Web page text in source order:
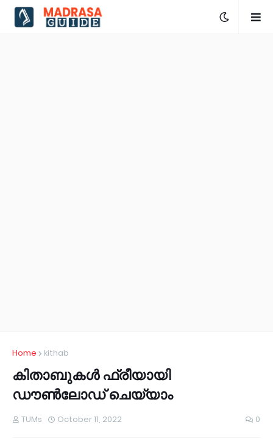
Home kithab
കിതാബുകള്‍ ഫ്രീയായി
ഡൗണ്‍ലോഡ് ചെയ്യാം
TUMs October 11, 2022 0